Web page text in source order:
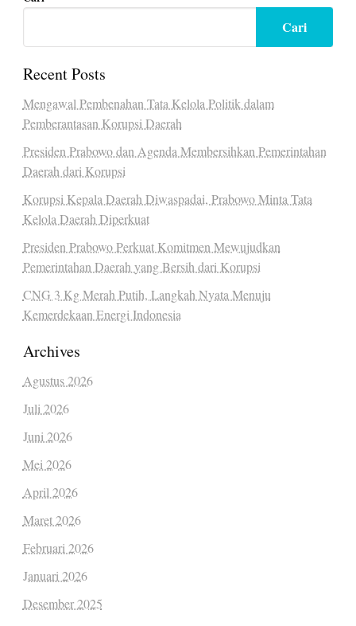
Cari
Recent Posts
Mengawal Pembenahan Tata Kelola Politik dalam
Pemberantasan Korupsi Daerah
Presiden Prabowo dan Agenda Membersihkan Pemerintahan
Daerah dari Korupsi
Korupsi Kepala Daerah Diwaspadai, Prabowo Minta Tata
Kelola Daerah Diperkuat
Presiden Prabowo Perkuat Komitmen Mewujudkan
Pemerintahan Daerah yang Bersih dari Korupsi
CNG 3 Kg Merah Putih, Langkah Nyata Menuju
Kemerdekaan Energi Indonesia
Archives
Agustus 2026
Juli 2026
Juni 2026
Mei 2026
April 2026
Maret 2026
Februari 2026
Januari 2026
Desember 2025